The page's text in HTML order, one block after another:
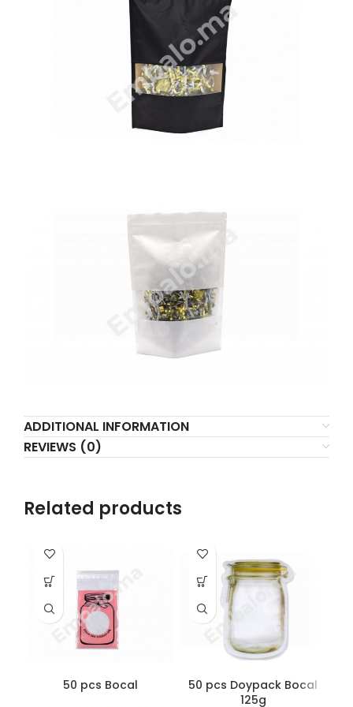
ADDITIONAL INFORMATION
REVIEWS (0)
Related products
50 pcs Bocal
50 pcs Doypack Bocal
125g